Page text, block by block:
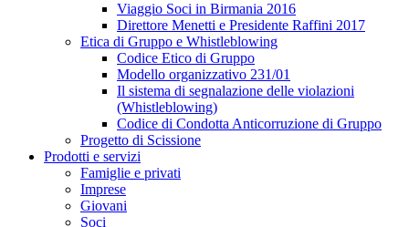
Viaggio Soci in Birmania 2016
Direttore Menetti e Presidente Raffini 2017
Etica di Gruppo e Whistleblowing
Codice Etico di Gruppo
Modello organizzativo 231/01
Il sistema di segnalazione delle violazioni
(Whistleblowing)
Codice di Condotta Anticorruzione di Gruppo
Progetto di Scissione
Prodotti e servizi
Famiglie e privati
Imprese
Giovani
Soci